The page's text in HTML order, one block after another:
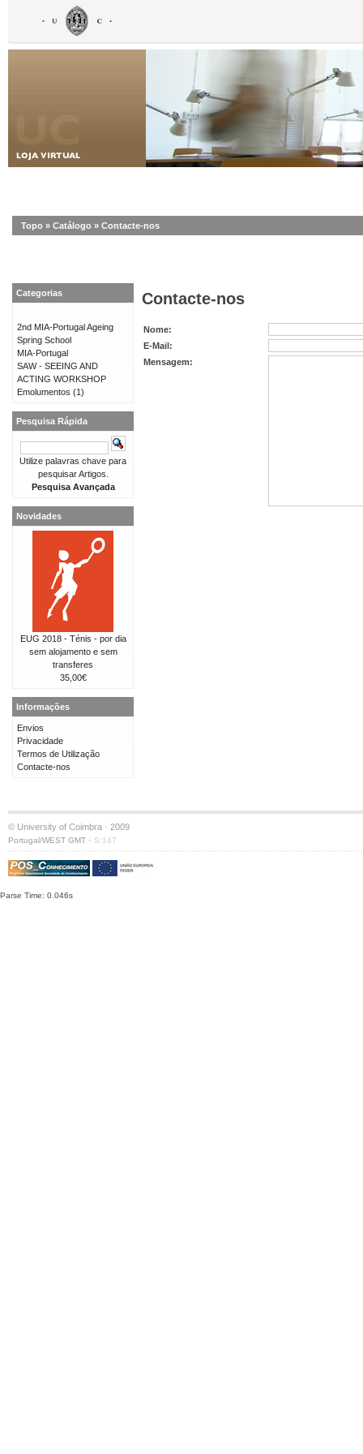
Topo » Catálogo » Contacte-nos
Contacte-nos
Nome:
E-Mail:
Mensagem:
Categorias
2nd MIA-Portugal Ageing
Spring School
MIA-Portugal
SAW - SEEING AND
ACTING WORKSHOP
Emolumentos (1)
Pesquisa Rápida
Utilize palavras chave para
pesquisar Artigos.
Pesquisa Avançada
Novidades
EUG 2018 - Ténis - por dia
sem alojamento e sem
transferes
35,00€
Informações
Envios
Privacidade
Termos de Utilização
Contacte-nos
© University of Coimbra · 2009
Portugal/WEST GMT · S:147
Parse Time: 0.046s